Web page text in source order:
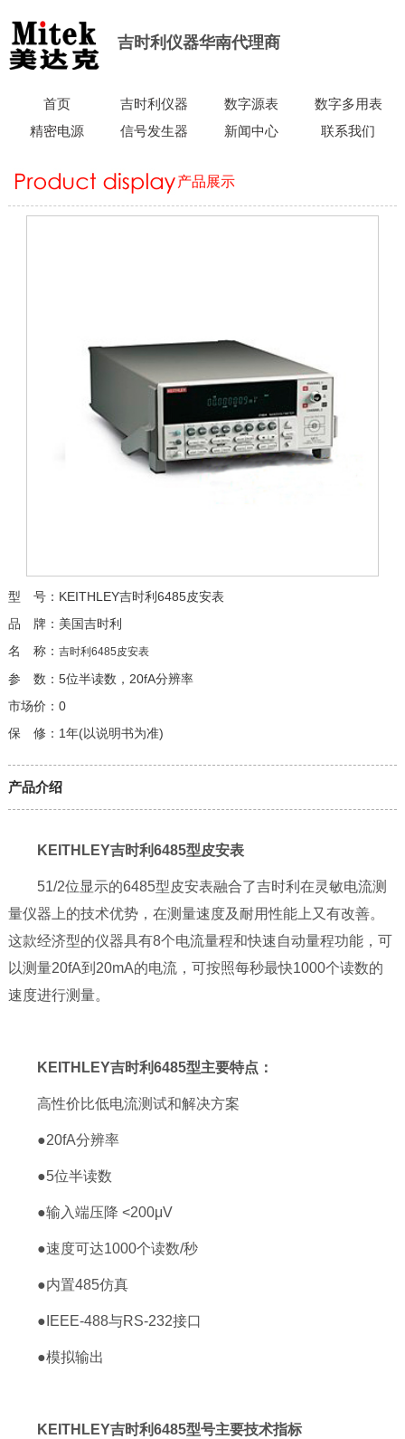
吉时利仪器华南代理商
首页 吉时利仪器 数字源表
数字多用表
精密电源
信号发生器 新闻中心 联系我们
产品展示
型 号：KEITHLEY吉时利6485皮安表
品 牌：美国吉时利
名 称： 吉时利6485皮安表
参 数：5位半读数，20fA分辨率
市场价：0
保 修：1年(以说明书为准)
产品介绍
KEITHLEY吉时利6485型皮安表
51/2位显示的6485型皮安表融合了吉时利在灵敏电流测
量仪器上的技术优势，在测量速度及耐用性能上又有改善。
这款经济型的仪器具有8个电流量程和快速自动量程功能，可
以测量20fA到20mA的电流，可按照每秒最快1000个读数的
速度进行测量。
KEITHLEY吉时利6485型主要特点：
高性价比低电流测试和解决方案
●20fA分辨率
●5位半读数
●输入端压降 <200μV
●速度可达1000个读数/秒
●内置485仿真
●IEEE-488与RS-232接口
●模拟输出
KEITHLEY吉时利6485型号主要技术指标